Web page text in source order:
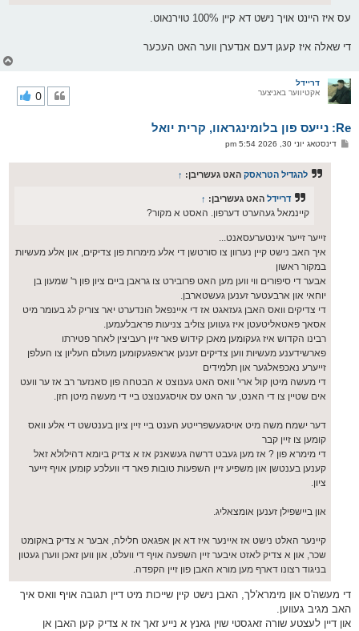
עס איז היינט אויך נישט דא קיין 100% טוירנאוט.
די שאלה איז קעגן דעם אנדערן ווער האט העכער
דריידל
אקטיווער באניצער
Re: נייעס פון בלומינגראוו, קרית יואל
0
פדינסטאג יוני 30, 2026 5:54 pm
להגדיל הטראסק האט געשריבן: ↑
דריידל האט געשריבן: ↑
קיינמאל געהערט דערפון. האסט א מקור?
זייער זייער אינטערעסאנט...
איך האב נישט קיין נערוון צו סורטשן די אלע מימרות פון צדיקים, און אלע מעשיות
במקור ראשון
אבער די סיפורים ווי ווען מען האט פרובירט צו גראבן ביים ציון פון ר' שמעון בן
יוחאי און ארבעטער זענען געשטארבן.
די צדיקים וואס האבן געזאגט אז די איינפאל הונדערט יאר צוריק לג בעומר מיט
אסאך פאטאליטעטן איז געווען צוליב צניעות פראבלעמען.
רבינו הקדוש איז געקומען מאכן קידוש פאר זיין רעביצין לאחר פטירתו
פארשידענע מעשיות ווען צדיקים זענען אראפגעקומען מעולם העליון צו העלפן
זייערע נאכפאלגער און תלמידים
די מעשה מיטן קול ארי' וואס האט גענוצט א הבטחה פון סאנזער רב אז ער וועט
אים שטיין צו די האנט, ער האט עס אויסגענוצט ביי די מעשה מיטן חזן.
דער ישמח משה מיט אויסגעשפרייטע הענט ביי זיין ציון בענטשט די אלע וואס
קומען צו זיין קבר
די מימרא פון ? אז מען געבט דרשה געשאנק אז א צדיק ביומא דהילולא זאל
קענען בענטשן און משפיע זיין השפעות טובות פאר די וועלכע קומען אויף זייער
ציון.
און ביישפילן זענען אומצאליג.
קיינער האלט נישט אז איינער איז דא אן אפגאט חלילה, אבער א צדיק באקומט
שכר, און א צדיק לאזט איבער זיין השפעה אויף די וועלט, און ווען זאכן ווערן געטון
בניגוד רצונו דארף מען מורא האבן פון זיין הקפדה.
די מעשה'ס און מימרא'לך, האבן נישט קיין שייכות מיט דיין תגובה אויף וואס איך
האב מגיב געווען.
און דיין לעצטע שורה זאגסטי שוין גאנץ א נייע זאך אז א צדיק קען האבן אן